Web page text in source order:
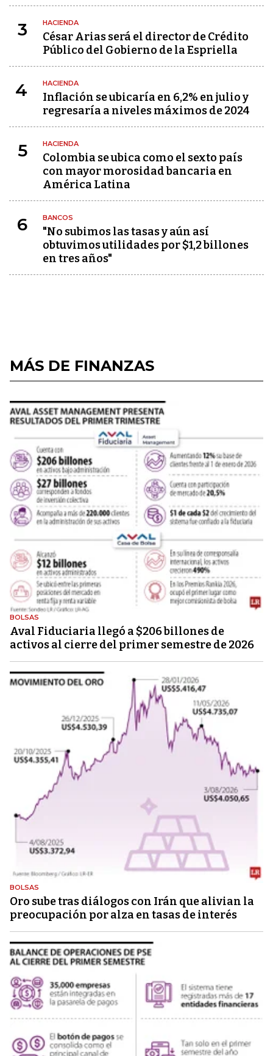
3 HACIENDA
César Arias será el director de Crédito
Público del Gobierno de la Espriella
4 HACIENDA
Inflación se ubicaría en 6,2% en julio y
regresaría a niveles máximos de 2024
5 HACIENDA
Colombia se ubica como el sexto país
con mayor morosidad bancaria en
América Latina
6 BANCOS
"No subimos las tasas y aún así
obtuvimos utilidades por $1,2 billones
en tres años"
MÁS DE FINANZAS
BOLSAS
Aval Fiduciaria llegó a $206 billones de
activos al cierre del primer semestre de 2026
BOLSAS
Oro sube tras diálogos con Irán que alivian la
preocupación por alza en tasas de interés